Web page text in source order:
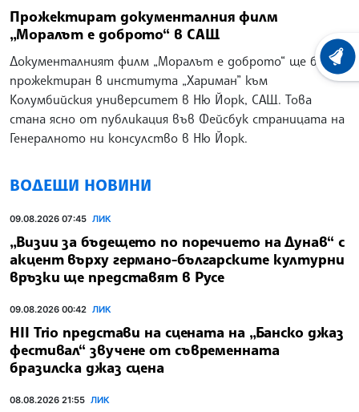
Прожектират документалния филм
„Моралът е доброто“ в САЩ
Документалният филм „Моралът е доброто“ ще бъде
прожектиран в института „Хариман” към
Колумбийския университет в Ню Йорк, САЩ. Това
стана ясно от публикация във Фейсбук страницата на
Генералното ни консулство в Ню Йорк.
ВОДЕЩИ НОВИНИ
09.08.2026 07:45 ЛИК
„Визии за бъдещето по поречието на Дунав“ с
акцент върху германо-българските културни
връзки ще представят в Русе
09.08.2026 00:42 ЛИК
HII Trio представи на сцената на „Банско джаз
фестивал“ звучене от съвременната
бразилска джаз сцена
08.08.2026 21:55 ЛИК